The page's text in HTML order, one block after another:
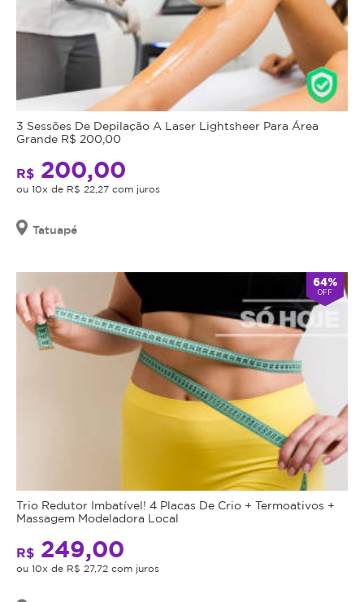
3 Sessões De Depilação A Laser Lightsheer Para Área
Grande R$ 200,00
R$ 200,00
ou 10x de R$ 22,27 com juros
Tatuapé
64%
OFF
Trio Redutor Imbatível! 4 Placas De Crio + Termoativos +
Massagem Modeladora Local
R$ 249,00
ou 10x de R$ 27,72 com juros